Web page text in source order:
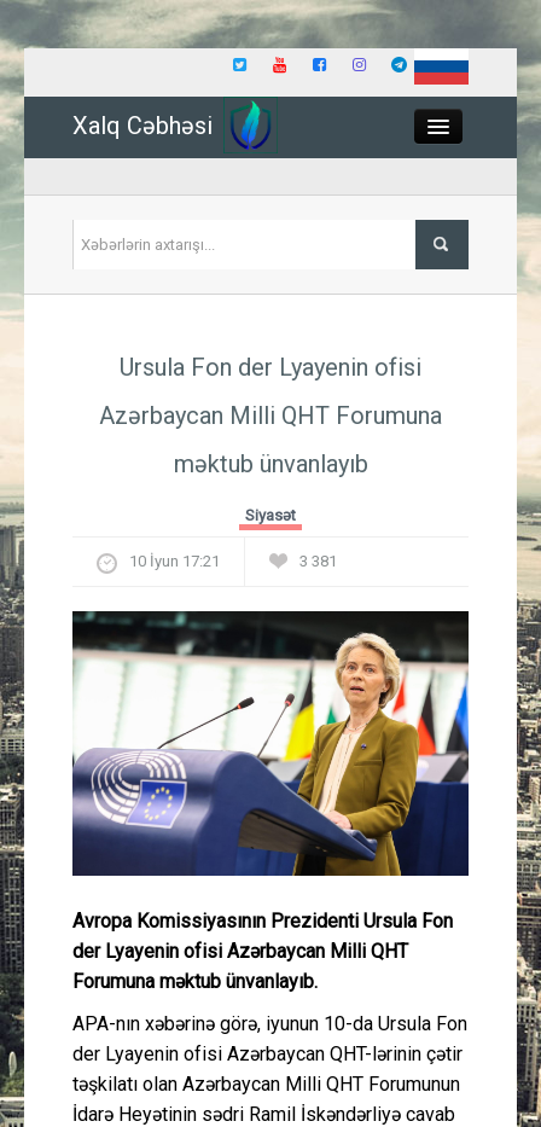
Xalq Cəbhəsi
İqtisadiyyat
Güney Azərbaycan
Müsahibə
İdman
Layihə
Gündəm
Cəmiyyət
Əlaqə
Ursula Fon der Lyayenin ofisi
Azərbaycan Milli QHT Forumuna
məktub ünvanlayıb
Siyasət
10 İyun 17:21 3 381
Avropa Komissiyasının Prezidenti Ursula Fon
der Lyayenin ofisi Azərbaycan Milli QHT
Forumuna məktub ünvanlayıb.
APA-nın xəbərinə görə, iyunun 10-da Ursula Fon
der Lyayenin ofisi Azərbaycan QHT-lərinin çətir
təşkilatı olan Azərbaycan Milli QHT Forumunun
İdarə Heyətinin sədri Ramil İskəndərliyə cavab